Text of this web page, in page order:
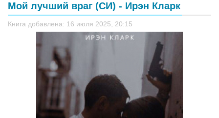
Мой лучший враг (СИ) - Ирэн Кларк
Книга добавлена: 16 июля 2025, 20:15